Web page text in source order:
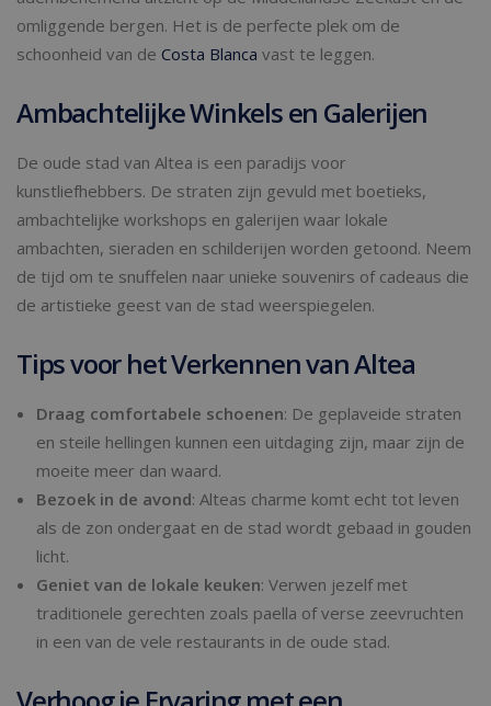
omliggende bergen. Het is de perfecte plek om de
schoonheid van de Costa Blanca vast te leggen.
Ambachtelijke Winkels en Galerijen
De oude stad van Altea is een paradijs voor
kunstliefhebbers. De straten zijn gevuld met boetieks,
ambachtelijke workshops en galerijen waar lokale
ambachten, sieraden en schilderijen worden getoond. Neem
de tijd om te snuffelen naar unieke souvenirs of cadeaus die
de artistieke geest van de stad weerspiegelen.
Tips voor het Verkennen van Altea
Draag comfortabele schoenen: De geplaveide straten
en steile hellingen kunnen een uitdaging zijn, maar zijn de
moeite meer dan waard.
Bezoek in de avond: Alteas charme komt echt tot leven
als de zon ondergaat en de stad wordt gebaad in gouden
licht.
Geniet van de lokale keuken: Verwen jezelf met
traditionele gerechten zoals paella of verse zeevruchten
in een van de vele restaurants in de oude stad.